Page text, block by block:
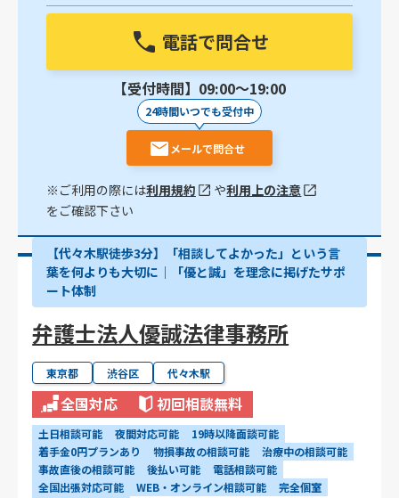
電話で問合せ
【受付時間】09:00〜19:00
24時間いつでも受付中
メールで問合せ
※ご利用の際には利用規約 や利用上の注意
をご確認下さい
【代々木駅徒歩3分】「相談してよかった」という言
葉を何よりも大切に｜「優と誠」を理念に掲げたサポ
ート体制
弁護士法人優誠法律事務所
東京都 渋谷区 代々木駅
全国対応 初回相談無料
土日相談可能 夜間対応可能
19時以降面談可能
着手金0円プランあり
物損事故の相談可能
治療中の相談可能
事故直後の相談可能
後払い可能
電話相談可能
全国出張対応可能
WEB・オンライン相談可能
完全個室